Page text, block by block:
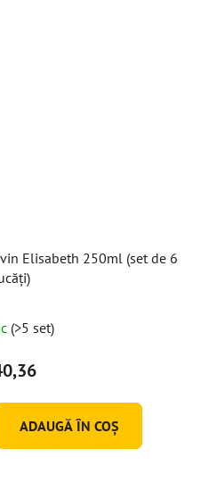
Elisabeth 250ml (set de 6
(>5 set)
ADAUGĂ ÎN COŞ